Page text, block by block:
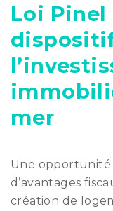
Loi Pinel
dispositif
mer
Une
d’avantages
création de